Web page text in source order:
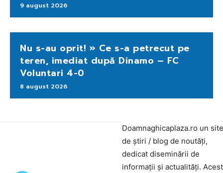
9 august 2026
Nu s-au oprit! » Ce s-a petrecut pe
teren, imediat după Dinamo – FC
Voluntari 4-0
8 august 2026
Doamnaghicaplaza.ro un site
de știri / blog de noutăți,
dedicat diseminării de
informații și actualități.